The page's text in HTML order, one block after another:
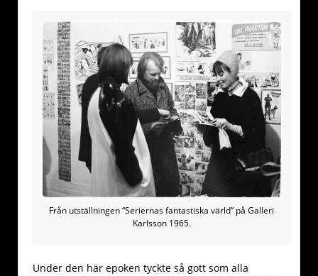
Från utställningen “Seriernas fantastiska värld” på Galleri
Karlsson 1965.
Under den här epoken tyckte så gott som alla